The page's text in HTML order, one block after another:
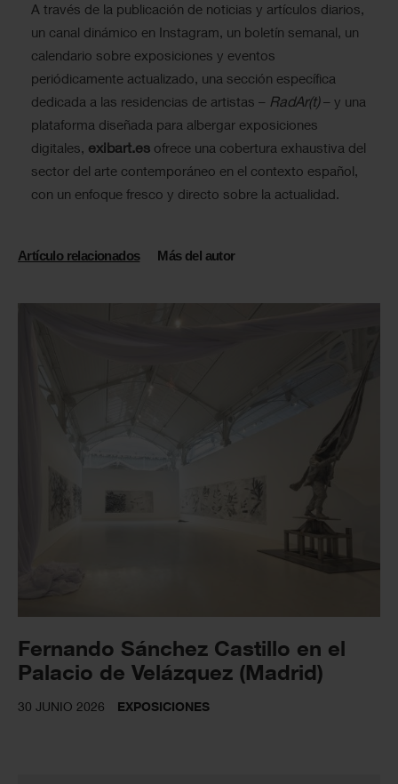
A través de la publicación de noticias y artículos diarios,
un canal dinámico en Instagram, un boletín semanal, un
calendario sobre exposiciones y eventos
periódicamente actualizado, una sección específica
dedicada a las residencias de artistas – RadAr(t)– y una
plataforma diseñada para albergar exposiciones
digitales, exibart.es ofrece una cobertura exhaustiva del
sector del arte contemporáneo en el contexto español,
con un enfoque fresco y directo sobre la actualidad.
Artículo relacionados Más del autor
Fernando Sánchez Castillo en el
Palacio de Velázquez (Madrid)
30 JUNIO 2026 EXPOSICIONES